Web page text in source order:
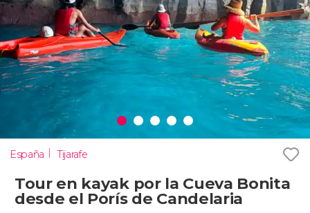
España Tijarafe
Tour en kayak por la Cueva Bonita
desde el Porís de Candelaria